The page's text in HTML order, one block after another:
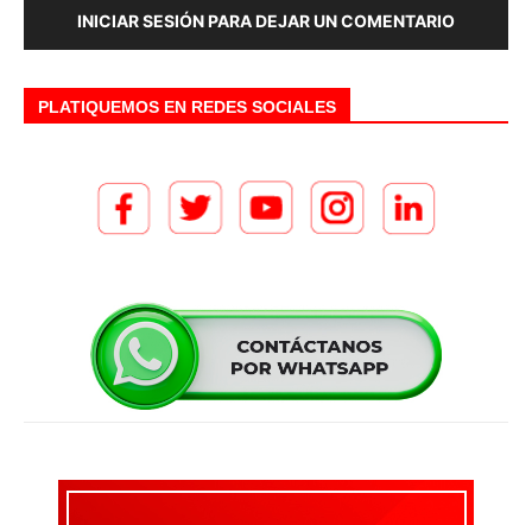
INICIAR SESIÓN PARA DEJAR UN COMENTARIO
PLATIQUEMOS EN REDES SOCIALES